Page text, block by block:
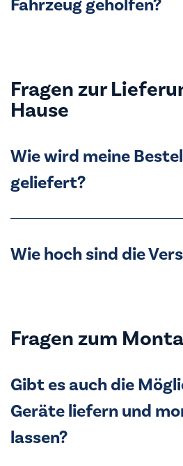
Fahrzeug geholfen?
Fragen zur
Hause
Wie wird meine
geliefert?
Wie hoch sind die
Fragen zum
Gibt es auch die
Geräte liefern und
lassen?